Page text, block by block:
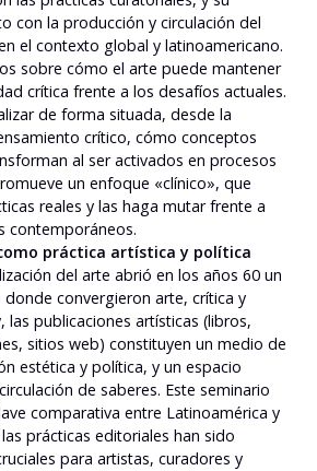
con la producción y circulación del
el contexto global y latinoamericano.
sobre cómo el arte puede mantener
crítica frente a los desafíos actuales.
de forma situada, desde la
crítico, cómo conceptos
al ser activados en procesos
un enfoque «clínico», que
reales y las haga mutar frente a
contemporáneos.
práctica artística y política
del arte abrió en los años 60 un
convergieron arte, crítica y
las publicaciones artísticas (libros,
sitios web) constituyen un medio de
estética y política, y un espacio
de saberes. Este seminario
comparativa entre Latinoamérica y
prácticas editoriales han sido
para artistas, curadores y